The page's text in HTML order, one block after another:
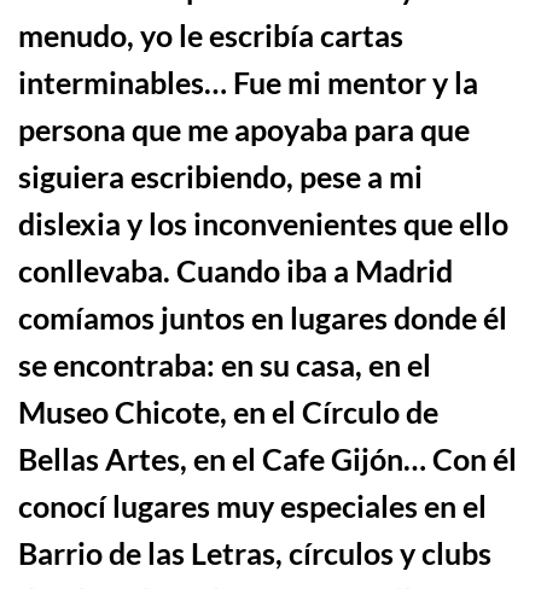
menudo, yo le escribía cartas
interminables… Fue mi mentor y la
persona que me apoyaba para que
siguiera escribiendo, pese a mi
dislexia y los inconvenientes que ello
conllevaba. Cuando iba a Madrid
comíamos juntos en lugares donde él
se encontraba: en su casa, en el
Museo Chicote, en el Círculo de
Bellas Artes, en el Cafe Gijón… Con él
conocí lugares muy especiales en el
Barrio de las Letras, círculos y clubs